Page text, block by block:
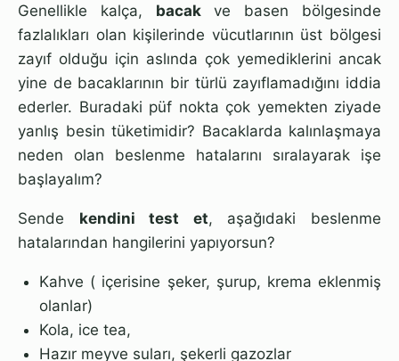
Genellikle kalça, bacakve basen bölgesinde
fazlalıkları olan kişilerinde vücutlarının üst bölgesi
zayıf olduğu için aslında çok yemediklerini ancak
yine de bacaklarının bir türlü zayıflamadığını iddia
ederler. Buradaki püf nokta çok yemekten ziyade
yanlış besin tüketimidir? Bacaklarda kalınlaşmaya
neden olan beslenme hatalarını sıralayarak işe
başlayalım?
Sende kendini test et, aşağıdaki beslenme
hatalarından hangilerini yapıyorsun?
Kahve ( içerisine şeker, şurup, krema eklenmiş
olanlar)
Kola, ice tea,
Hazır meyve suları, şekerli gazozlar